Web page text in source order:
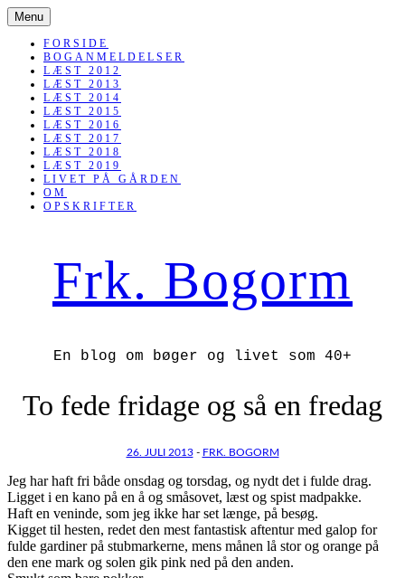
Menu SKIP
TO
CONTENT
FORSIDE
BOGANMELDELSER
LÆST 2012
LÆST 2013
LÆST 2014
LÆST 2015
LÆST 2016
LÆST 2017
LÆST 2018
LÆST 2019
LIVET PÅ GÅRDEN
OM
OPSKRIFTER
Frk. Bogorm
En blog om bøger og livet som 40+
To fede fridage og så en fredag
26. JULI 2013- FRK. BOGORM
Jeg har haft fri både onsdag og torsdag, og nydt det i fulde drag.
Ligget i en kano på en å og småsovet, læst og spist madpakke.
Haft en veninde, som jeg ikke har set længe, på besøg.
Kigget til hesten, redet den mest fantastisk aftentur med galop for
fulde gardiner på stubmarkerne, mens månen lå stor og orange på
den ene mark og solen gik pink ned på den anden.